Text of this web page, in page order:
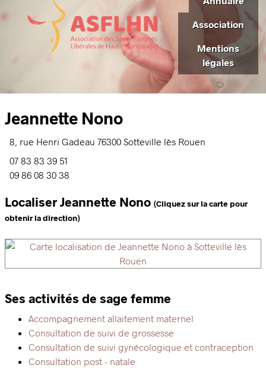
Association
Mentions
légales
Jeannette Nono
8, rue Henri Gadeau 76300 Sotteville lès Rouen
07 83 83 39 51
09 86 08 30 38
Localiser Jeannette Nono (Cliquez sur la carte pour
obtenir la direction)
Ses activités de sage femme
Accompagnement allaitement maternel
Consultation de suivi de grossesse
Consultation de suivi gynécologique et contraception
Consultation post - natale